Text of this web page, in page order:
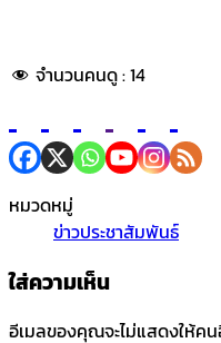
จำนวนคนดู :14
หมวดหมู่
ข่าวประชาสัมพันธ์
ใส่ความเห็น
อีเมลของคุณจะไม่แสดงให้ค